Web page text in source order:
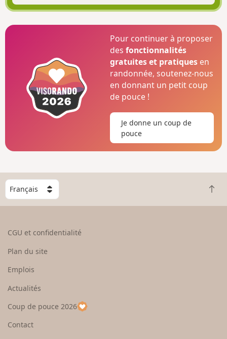
Pour continuer à proposer
desfonctionnalités
gratuites et pratiques en
randonnée, soutenez-nous
en donnant un petit coup
de pouce !
Je donne un coup de
pouce
C
h
o
e
u
p
a
R
e
CGU et confidentialité
Plan du site
Emplois
Actualités
Coup de pouce 2026
Contact